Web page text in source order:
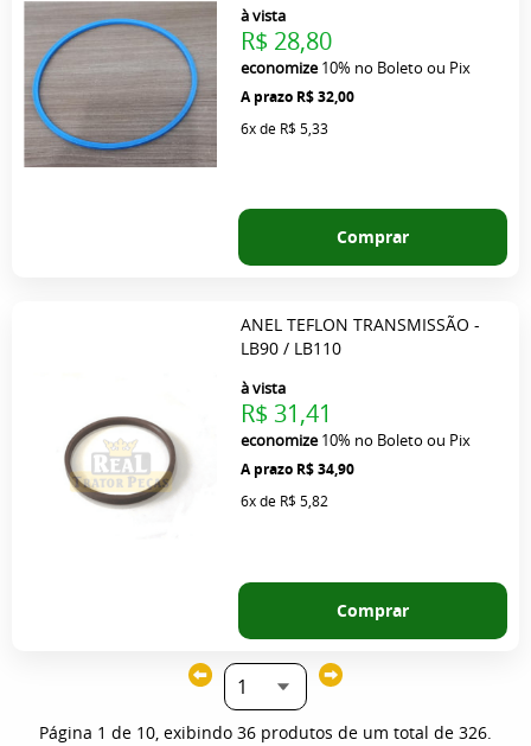
R$ 32,00
à vista
R$ 28,80
economize10% no Boleto ou Pix
6xde R$ 5,33
Comprar
ANEL TEFLON TRANSMISSÃO -
LB90 / LB110
R$ 34,90
à vista
R$ 31,41
economize10% no Boleto ou Pix
6xde R$ 5,82
Comprar
Página 1 de 10, exibindo 36 produtos de um total de 326.